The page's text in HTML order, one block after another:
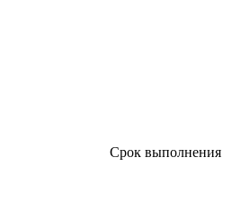
Срок выполнения